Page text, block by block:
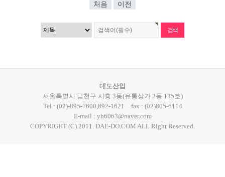
처음 이전
대도산업
서울특별시 금천구 시흥 3동(유통상가 2동 135호)
Tel : (02)-895-7600,892-1621
fax : (02)805-6114
E-mail : yh6063@naver.com
COPYRIGHT (C) 2011. DAE-DO.COM ALL Right Reserved.